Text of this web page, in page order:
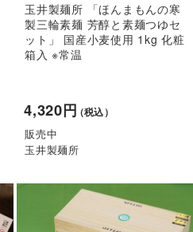
玉井製麺所 「ほんまもんの寒
製三輪素麺 芳醇と素麺つゆセ
ット」 国産小麦使用 1kg 化粧
箱入 ※常温
4,320円（税込）
販売中
玉井製麺所